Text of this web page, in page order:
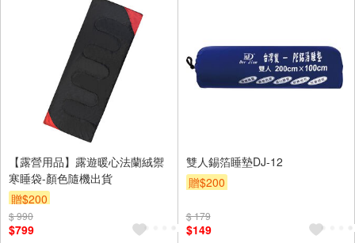
【露營用品】露遊暖心法蘭絨禦
寒睡袋-顏色隨機出貨
贈$200
$ 990
$799
雙人錫箔睡墊DJ-12
贈$200
$ 179
$149